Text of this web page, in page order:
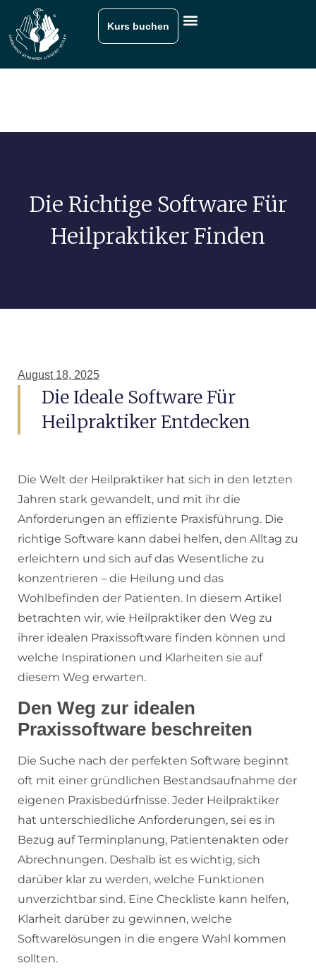
Kurs buchen
Die Richtige Software Für
Heilpraktiker Finden
August 18, 2025
Die Ideale Software Für
Heilpraktiker Entdecken
Die Welt der Heilpraktiker hat sich in den letzten
Jahren stark gewandelt, und mit ihr die
Anforderungen an effiziente Praxisführung. Die
richtige Software kann dabei helfen, den Alltag zu
erleichtern und sich auf das Wesentliche zu
konzentrieren – die Heilung und das
Wohlbefinden der Patienten. In diesem Artikel
betrachten wir, wie Heilpraktiker den Weg zu
ihrer idealen Praxissoftware finden können und
welche Inspirationen und Klarheiten sie auf
diesem Weg erwarten.
Den Weg zur idealen
Praxissoftware beschreiten
Die Suche nach der perfekten Software beginnt
oft mit einer gründlichen Bestandsaufnahme der
eigenen Praxisbedürfnisse. Jeder Heilpraktiker
hat unterschiedliche Anforderungen, sei es in
Bezug auf Terminplanung, Patientenakten oder
Abrechnungen. Deshalb ist es wichtig, sich
darüber klar zu werden, welche Funktionen
unverzichtbar sind. Eine Checkliste kann helfen,
Klarheit darüber zu gewinnen, welche
Softwarelösungen in die engere Wahl kommen
sollten.